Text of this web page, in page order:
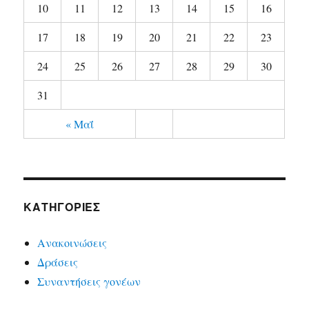
« Μαΐ
10
11 12 13 14 15
16
17
18 19 20 21 22
23
24
25 26 27 28 29
30
31
KΑΤΗΓΟΡΊΕΣ
Ανακοινώσεις
Δράσεις
Συναντήσεις γονέων